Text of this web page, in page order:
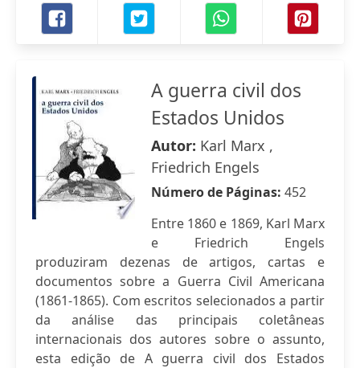
A guerra civil dos
Estados Unidos
Autor: Karl Marx ,
Friedrich Engels
Número de Páginas: 452
Entre 1860 e 1869, Karl Marx
e Friedrich Engels
produziram dezenas de artigos, cartas e
documentos sobre a Guerra Civil Americana
(1861-1865). Com escritos selecionados a partir
da análise das principais coletâneas
internacionais dos autores sobre o assunto,
esta edição de A guerra civil dos Estados